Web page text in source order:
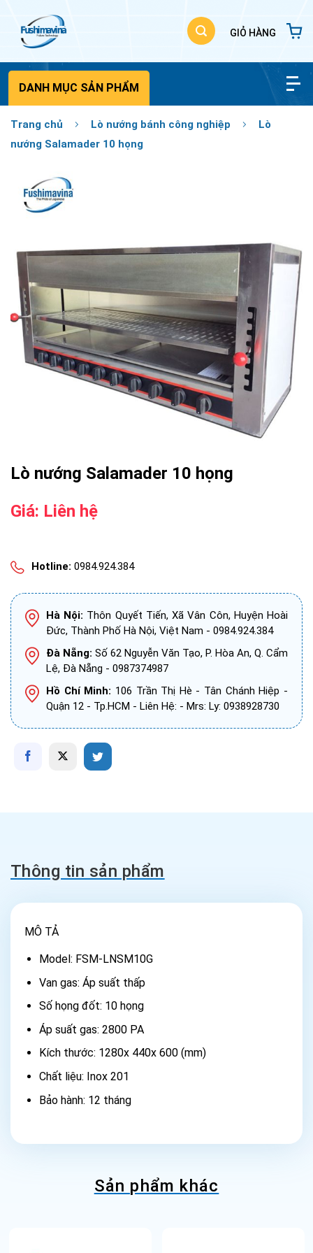
DANH MỤC SẢN PHẨM
Trang chủ Lò nướng bánh công nghiệp
Lò
nướng Salamader 10 họng
Lò nướng Salamader 10 họng
Giá: Liên hệ
Hotline: 0984.924.384
Hà Nội: Thôn Quyết Tiến, Xã Vân Côn, Huyện Hoài
Đức, Thành Phố Hà Nội, Việt Nam - 0984.924.384
Đà Nẵng: Số 62 Nguyễn Văn Tạo, P. Hòa An, Q. Cẩm
Lệ, Đà Nẵng - 0987374987
Hồ Chí Minh: 106 Trần Thị Hè - Tân Chánh Hiệp -
Quận 12 - Tp.HCM - Liên Hệ: - Mrs: Ly: 0938928730
Thông tin sản phẩm
MÔ TẢ
Model: FSM-LNSM10G
Van gas: Áp suất thấp
Số họng đốt: 10 họng
Áp suất gas: 2800 PA
Kích thước: 1280x 440x 600 (mm)
Chất liệu: Inox 201
Bảo hành: 12 tháng
Sản phẩm khác